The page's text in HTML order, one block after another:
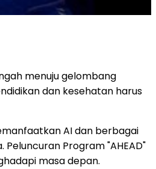
menuju gelombang
dan kesehatan harus
AI dan berbagai
Program "AHEAD"
masa depan.